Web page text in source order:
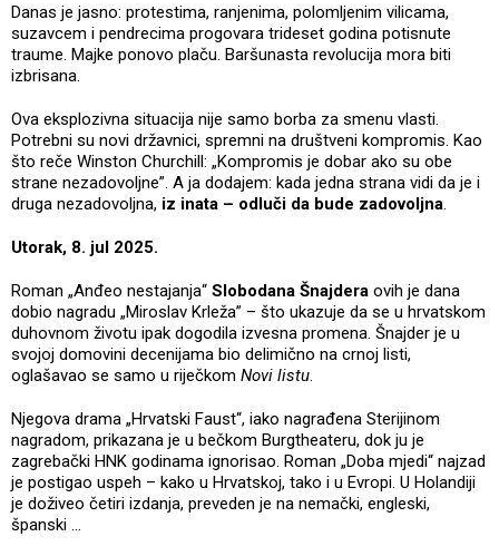
Danas je jasno: protestima, ranjenima, polomljenim vilicama,
suzavcem i pendrecima progovara trideset godina potisnute
traume. Majke ponovo plaču. Baršunasta revolucija mora biti
izbrisana.
Ova eksplozivna situacija nije samo borba za smenu vlasti.
Potrebni su novi državnici, spremni na društveni kompromis. Kao
što reče Winston Churchill: „Kompromis je dobar ako su obe
strane nezadovoljne”. A ja dodajem: kada jedna strana vidi da je i
druga nezadovoljna, iz inata – odluči da bude zadovoljna.
Utorak, 8. jul 2025.
Roman „Anđeo nestajanja“ Slobodana Šnajdera ovih je dana
dobio nagradu „Miroslav Krleža” – što ukazuje da se u hrvatskom
duhovnom životu ipak dogodila izvesna promena. Šnajder je u
svojoj domovini decenijama bio delimično na crnoj listi,
oglašavao se samo u riječkom Novi listu.
Njegova drama „Hrvatski Faust“, iako nagrađena Sterijinom
nagradom, prikazana je u bečkom Burgtheateru, dok ju je
zagrebački HNK godinama ignorisao. Roman „Doba mjedi“ najzad
je postigao uspeh – kako u Hrvatskoj, tako i u Evropi. U Holandiji
je doživeo četiri izdanja, preveden je na nemački, engleski,
španski …